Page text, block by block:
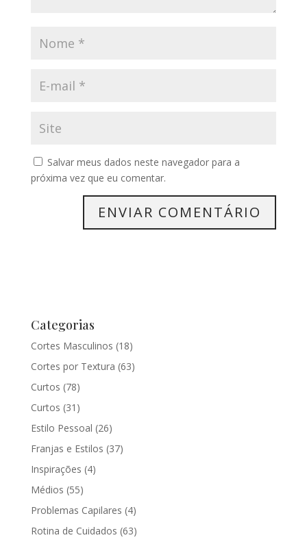
Salvar meus dados neste navegador para a
próxima vez que eu comentar.
Categorias
Cortes Masculinos (18)
Cortes por Textura (63)
Curtos (78)
Curtos (31)
Estilo Pessoal (26)
Franjas e Estilos (37)
Inspirações (4)
Médios (55)
Problemas Capilares (4)
Rotina de Cuidados (63)